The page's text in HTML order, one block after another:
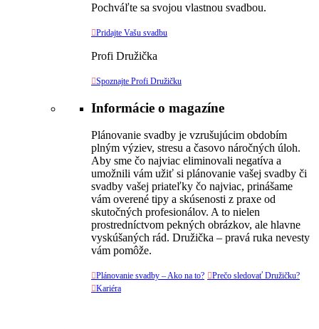
Pochváľte sa svojou vlastnou svadbou.
Pridajte Vašu svadbu
Profi Družička
Spoznajte Profi Družičku
Informácie o magazíne
Plánovanie svadby je vzrušujúcim obdobím
plným výziev, stresu a časovo náročných úloh.
Aby sme čo najviac eliminovali negatíva a
umožnili vám užiť si plánovanie vašej svadby či
svadby vašej priateľky čo najviac, prinášame
vám overené tipy a skúsenosti z praxe od
skutočných profesionálov. A to nielen
prostredníctvom pekných obrázkov, ale hlavne
vyskúšaných rád. Družička – pravá ruka nevesty
vám pomôže.
Plánovanie svadby – Ako na to? Prečo sledovať Družičku?
Kariéra